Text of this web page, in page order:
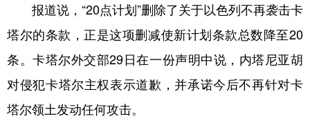
报道说，“20点计划”删除了关于以色列不再袭击卡
塔尔的条款，正是这项删减使新计划条款总数降至20
条。卡塔尔外交部29日在一份声明中说，内塔尼亚胡
对侵犯卡塔尔主权表示道歉，并承诺今后不再针对卡
塔尔领土发动任何攻击。